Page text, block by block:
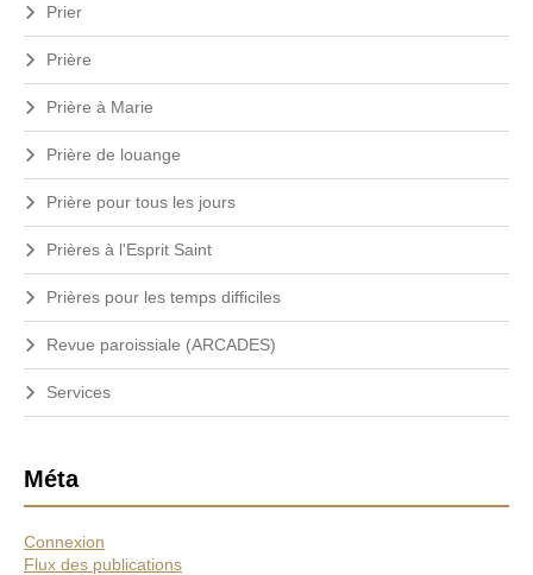
Prier
Prière
Prière à Marie
Prière de louange
Prière pour tous les jours
Prières à l'Esprit Saint
Prières pour les temps difficiles
Revue paroissiale (ARCADES)
Services
Méta
Connexion
Flux des publications